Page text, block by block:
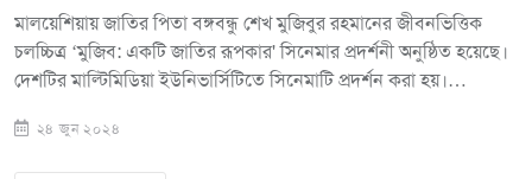
মালয়েশিয়ায় জাতির পিতা বঙ্গবন্ধু শেখ মুজিবুর রহমানের জীবনভিত্তিক
চলচ্চিত্র ‘মুজিব: একটি জাতির রূপকার' সিনেমার প্রদর্শনী অনুষ্ঠিত হয়েছে।
দেশটির মাল্টিমিডিয়া ইউনিভার্সিটিতে সিনেমাটি প্রদর্শন করা হয়।
বাংলাদেশকে ইতিবাচকভাবে তুলে ধরার অংশ হিসেবে এই চলচ্চিত্র প্রদর্শনী
২৪ জুন ২০২৪